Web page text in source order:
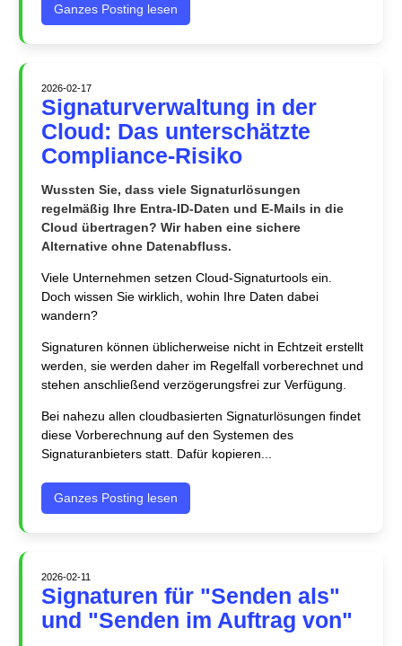
Ganzes Posting lesen
2026-02-17
Signaturverwaltung in der
Cloud: Das unterschätzte
Compliance-Risiko
Wussten Sie, dass viele Signaturlösungen
regelmäßig Ihre Entra‑ID-Daten und E-Mails in die
Cloud übertragen? Wir haben eine sichere
Alternative ohne Datenabfluss.
Viele Unternehmen setzen Cloud-Signaturtools ein.
Doch wissen Sie wirklich, wohin Ihre Daten dabei
wandern?
Signaturen können üblicherweise nicht in Echtzeit erstellt
werden, sie werden daher im Regelfall vorberechnet und
stehen anschließend verzögerungsfrei zur Verfügung.
Bei nahezu allen cloudbasierten Signaturlösungen findet
diese Vorberechnung auf den Systemen des
Signaturanbieters statt. Dafür kopieren...
Ganzes Posting lesen
2026-02-11
Signaturen für "Senden als"
und "Senden im Auftrag von"